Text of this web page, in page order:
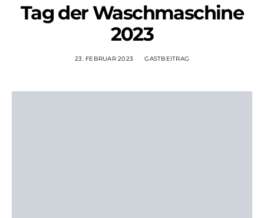
Tag der Waschmaschine
2023
23. FEBRUAR 2023 GASTBEITRAG